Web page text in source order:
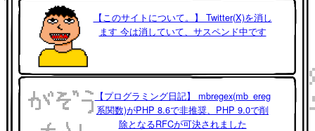
【このサイトについて。】 Twitter(X)を消し
ます 今は消していて、サスペンド中です
【プログラミング日記】 mbregex(mb_ereg
系関数)がPHP 8.6で非推奨、PHP 9.0で削
除となるRFCが可決されました